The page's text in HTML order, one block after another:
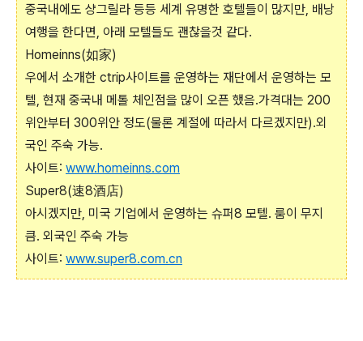
중국내에도 샹그릴라 등등 세계 유명한 호텔들이 많지만, 배낭
여행을 한다면, 아래 모텔들도 괜찮을것 같다.
Homeinns(如家)
우에서 소개한 ctrip사이트를 운영하는 재단에서 운영하는 모
텔, 현재 중국내 메톨 체인점을 많이 오픈 했음.가격대는 200
위안부터 300위안 정도(물론 계절에 따라서 다르겠지만).외
국인 주숙 가능.
사이트: www.homeinns.com
Super8(速8酒店)
아시겠지만, 미국 기업에서 운영하는 슈퍼8 모텔. 룸이 무지
큼. 외국인 주숙 가능
사이트: www.super8.com.cn